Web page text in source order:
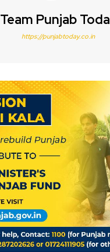
Team Punjab
https://punjabtoday.co.in